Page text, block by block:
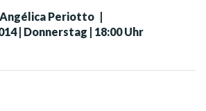
Angélica Periotto |
| Donnerstag | 18:00 Uhr